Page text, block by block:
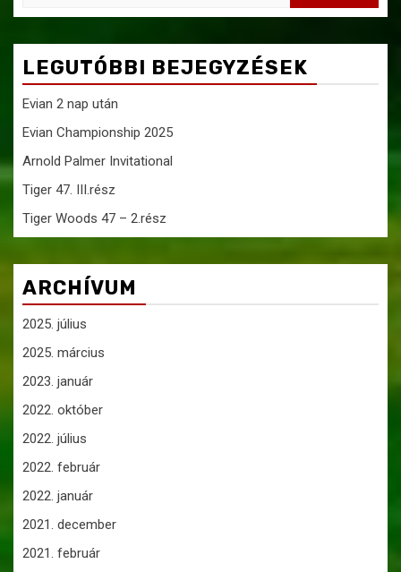
LEGUTÓBBI BEJEGYZÉSEK
Evian 2 nap után
Evian Championship 2025
Arnold Palmer Invitational
Tiger 47. III.rész
Tiger Woods 47 – 2.rész
ARCHÍVUM
2025. július
2025. március
2023. január
2022. október
2022. július
2022. február
2022. január
2021. december
2021. február